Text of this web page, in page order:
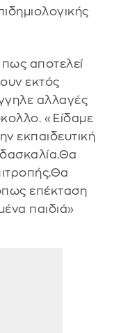
αποτελεί
εκτός
αλλαγές
«Είδαμε
εκπαιδευτική
επέκταση
παιδιά»